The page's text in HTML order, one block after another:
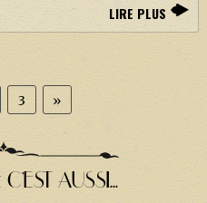
LIRE PLUS
3 »
AUSSI...